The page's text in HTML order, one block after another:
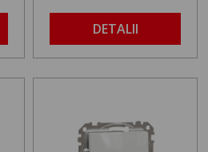
DETALII